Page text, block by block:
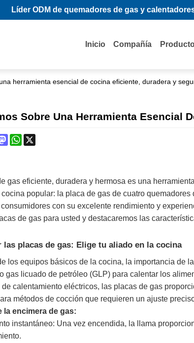
Líder ODM de quemadores de gas y
Inicio Compañía
herramienta esencial de cocina eficiente, duradera y
Sobre Una Herramienta Esencial
MastodonWhatsApp
gas eficiente, duradera y hermosa es una
popular: la placa de gas de cuatro
con su excelente rendimiento y
de gas para usted y destacaremos las
las placas de gas: Elige tu aliado en la cocina
los equipos básicos de la cocina, la importancia de
gas licuado de petróleo (GLP) para calentar los
calentamiento eléctricos, las placas de gas
métodos de cocción que requieren un ajuste
la encimera de gas:
instantáneo: Una vez encendida, la llama